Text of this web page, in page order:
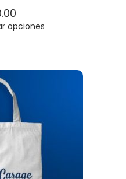
opciones